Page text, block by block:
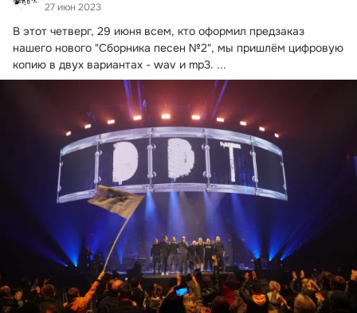
27 июн 2023
В этот четверг, 29 июня всем, кто оформил предзаказ
нашего нового "Сборника песен №2", мы пришлём цифровую
копию в двух вариантах - wav и mp3. ...